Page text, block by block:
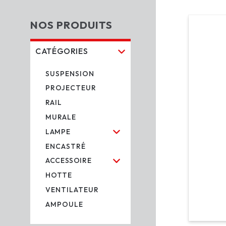
NOS PRODUITS
CATÉGORIES
SUSPENSION
PROJECTEUR
RAIL
MURALE
LAMPE
ENCASTRÉ
ACCESSOIRE
HOTTE
VENTILATEUR
AMPOULE
Ouvrir